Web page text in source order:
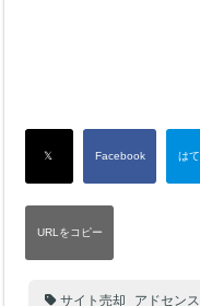
サイト売却 アドセンス